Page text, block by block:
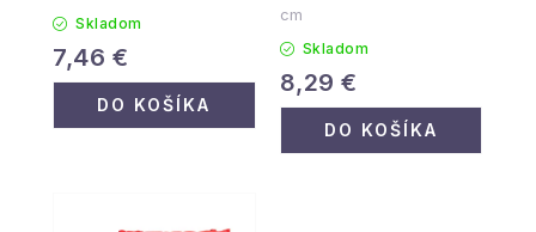
Skladom
7,46 €
DO KOŠÍKA
cm
Skladom
8,29 €
DO KOŠÍKA